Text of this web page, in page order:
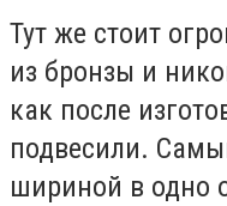
Тут же стоит
из бронзы и
как после
подвесили.
шириной в одно